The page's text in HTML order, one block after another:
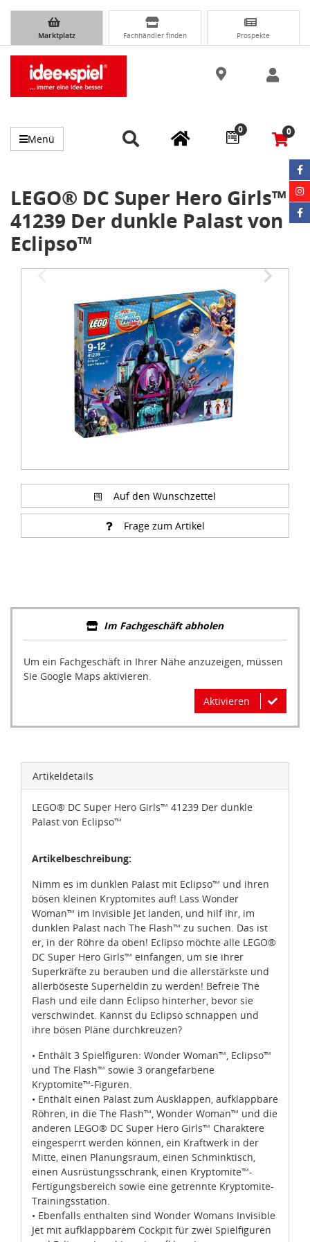
Marktplatz Fachhändler finden Prospekte
Menü
0 0
LEGO® DC Super Hero Girls™
41239 Der dunkle Palast von
Eclipso™
Auf den Wunschzettel
Frage zum Artikel
Im Fachgeschäft abholen
Um ein Fachgeschäft in Ihrer Nähe anzuzeigen, müssen
Sie Google Maps aktivieren.
Aktivieren
Artikeldetails
LEGO® DC Super Hero Girls™ 41239 Der dunkle
Palast von Eclipso™
Artikelbeschreibung:
Nimm es im dunklen Palast mit Eclipso™ und ihren
bösen kleinen Kryptomites auf! Lass Wonder
Woman™ im Invisible Jet landen, und hilf ihr, im
dunklen Palast nach The Flash™ zu suchen. Das ist
er, in der Röhre da oben! Eclipso möchte alle LEGO®
DC Super Hero Girls™ einfangen, um sie ihrer
Superkräfte zu berauben und die allerstärkste und
allerböseste Superheldin zu werden! Befreie The
Flash und eile dann Eclipso hinterher, bevor sie
verschwindet. Kannst du Eclipso schnappen und
ihre bösen Pläne durchkreuzen?
• Enthält 3 Spielfiguren: Wonder Woman™, Eclipso™
und The Flash™ sowie 3 orangefarbene
Kryptomite™-Figuren.
• Enthält einen Palast zum Ausklappen, aufklappbare
Röhren, in die The Flash™, Wonder Woman™ und die
anderen LEGO® DC Super Hero Girls™ Charaktere
eingesperrt werden können, ein Kraftwerk in der
Mitte, einen Planungsraum, einen Schminktisch,
einen Ausrüstungsschrank, einen Kryptomite™-
Fertigungsbereich sowie eine getrennte Kryptomite-
Trainingsstation.
• Ebenfalls enthalten sind Wonder Womans Invisible
Jet mit aufklappbarem Cockpit für zwei Spielfiguren